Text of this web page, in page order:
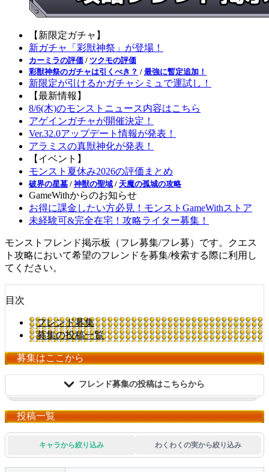
【新限定ガチャ】
新ガチャ「彩獣神祭」が登場！
カーミラの評価 / ツクモの評価
彩獣神祭のガチャは引くべき？ / 最強に暫定追加！
新限定が引けるかガチャシミュで運試し！
【最新情報】
8/6(木)のモンストニュース内容はこちら
アゲインガチャが開催決定！
Ver.32.0アップデート情報が発表！
アラミスの真獣神化が発表！
【イベント】
モンスト夏休み2026の評価まとめ
破界の星墓 / 神獣の聖域 / 天魔の孤城の攻略
GameWithからのお知らせ
お得に課金したい方必見！モンストGameWithストア
未経験可&完全在宅！攻略ライター募集！
モンストフレンド掲示板（フレ募集/フレ募）です。クエス
ト攻略において希望のフレンドを募集/検索する際に利用し
てください。
目次
フレンド募集
募集の投稿一覧
募集はここから
フレンド募集の投稿はこちらから
フレンドID 必須 クリップボードからペーストする
設定キャラクター 1体以上必須
投稿一覧
キャラから絞り込み わくわくの実から絞り込み